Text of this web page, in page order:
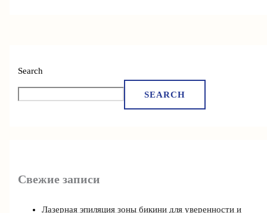
Search
SEARCH
Свежие записи
Лазерная эпиляция зоны бикини для уверенности и